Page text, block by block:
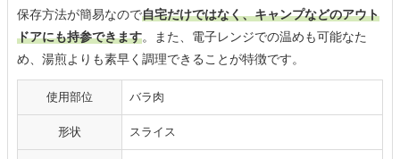
保存方法が簡易なので自宅だけではなく、キャンプなどのアウト
ドアにも持参できます。また、電子レンジでの温めも可能なた
め、湯煎よりも素早く調理できることが特徴です。
使用部位 バラ肉
形状 スライス